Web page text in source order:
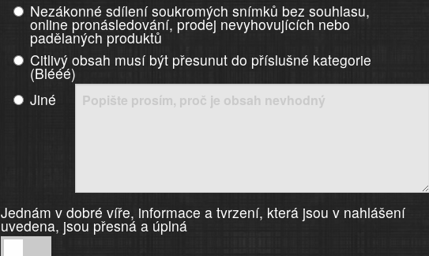
Nezákonné sdílení soukromých snímků bez souhlasu,
online pronásledování, prodej nevyhovujících nebo
padělaných produktů
Citlivý obsah musí být přesunut do příslušné kategorie
(Blééé)
Jiné
Jednám v dobré víře, informace a tvrzení, která jsou v nahlášení
uvedena, jsou přesná a úplná